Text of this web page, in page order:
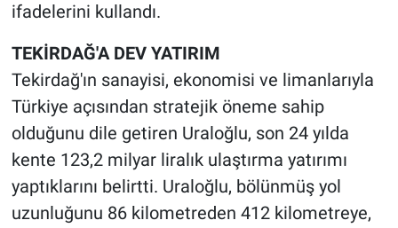
ifadelerini kullandı.
TEKİRDAĞ'A DEV YATIRIM
Tekirdağ'ın sanayisi, ekonomisi ve limanlarıyla
Türkiye açısından stratejik öneme sahip
olduğunu dile getiren Uraloğlu, son 24 yılda
kente 123,2 milyar liralık ulaştırma yatırımı
yaptıklarını belirtti. Uraloğlu, bölünmüş yol
uzunluğunu 86 kilometreden 412 kilometreye,